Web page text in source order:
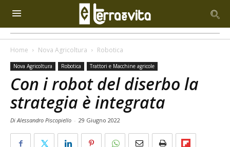
Home Nova Agricoltura Robotica
Nova Agricoltura Robotica Trattori e Macchine agricole
Con i robot del diserbo la
strategia è integrata
Di Alessandro Piscopiello - 29 Giugno 2022